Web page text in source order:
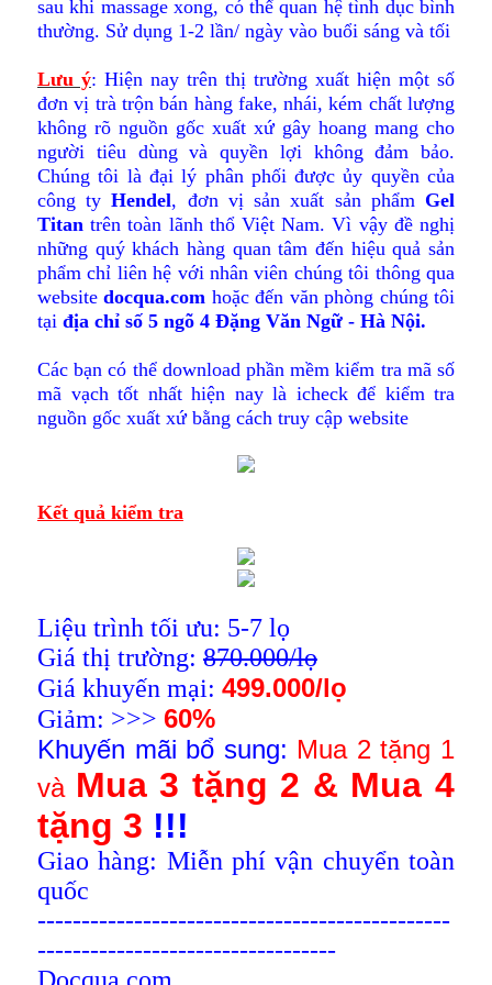
sau khi massage xong, có thể quan hệ tình dục bình
thường. Sử dụng 1-2 lần/ ngày vào buổi sáng và tối
Lưu ý: Hiện nay trên thị trường xuất hiện một số
đơn vị trà trộn bán hàng fake, nhái, kém chất lượng
không rõ nguồn gốc xuất xứ gây hoang mang cho
người tiêu dùng và quyền lợi không đảm bảo.
Chúng tôi là đại lý phân phối được ủy quyền của
công tyHendel, đơn vị sản xuất sản phẩm Gel
Titan trên toàn lãnh thổ Việt Nam. Vì vậy đề nghị
những quý khách hàng quan tâm đến hiệu quả sản
phẩm chỉ liên hệ với nhân viên chúng tôi thông qua
websitedocqua.com hoặc đến văn phòng chúng tôi
tại địa chỉ số 5 ngõ 4 Đặng Văn Ngữ - Hà Nội.
Các bạn có thể download phần mềm kiểm tra mã số
mã vạch tốt nhất hiện nay là icheck để kiểm tra
nguồn gốc xuất xứ bằng cách truy cập website
Kết quả kiểm tra
Liệu trình tối ưu: 5-7 lọ
Giá thị trường: 870.000/lọ
Giá khuyến mại: 499.000/lọ
Giảm: >>> 60%
Khuyến mãi bổ sung: Mua 2 tặng 1
và Mua 3 tặng 2 & Mua 4
tặng 3 !!!
Giao hàng: Miễn phí vận chuyển toàn
quốc
-----------------------------------------------
----------------------------------